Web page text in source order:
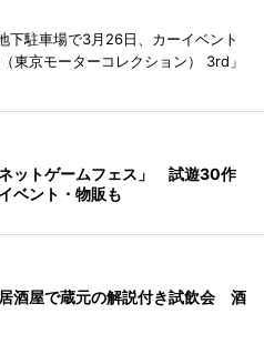
下駐車場で3月26日、カーイベント
東京モーターコレクション） 3rd」
ットゲームフェス」 試遊30作
ベント・物販も
酒屋で蔵元の解説付き試飲会 酒